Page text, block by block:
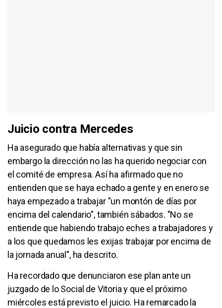
Juicio contra Mercedes
Ha asegurado que había alternativas y que sin
embargo la dirección no las ha querido negociar con
el comité de empresa. Así ha afirmado que no
entienden que se haya echado a gente y en enero se
haya empezado a trabajar "un montón de días por
encima del calendario", también sábados. "No se
entiende que habiendo trabajo eches a trabajadores y
a los que quedamos les exijas trabajar por encima de
la jornada anual", ha descrito.
Ha recordado que denunciaron ese plan ante un
juzgado de lo Social de Vitoria y que el próximo
miércoles está previsto el juicio. Ha remarcado la